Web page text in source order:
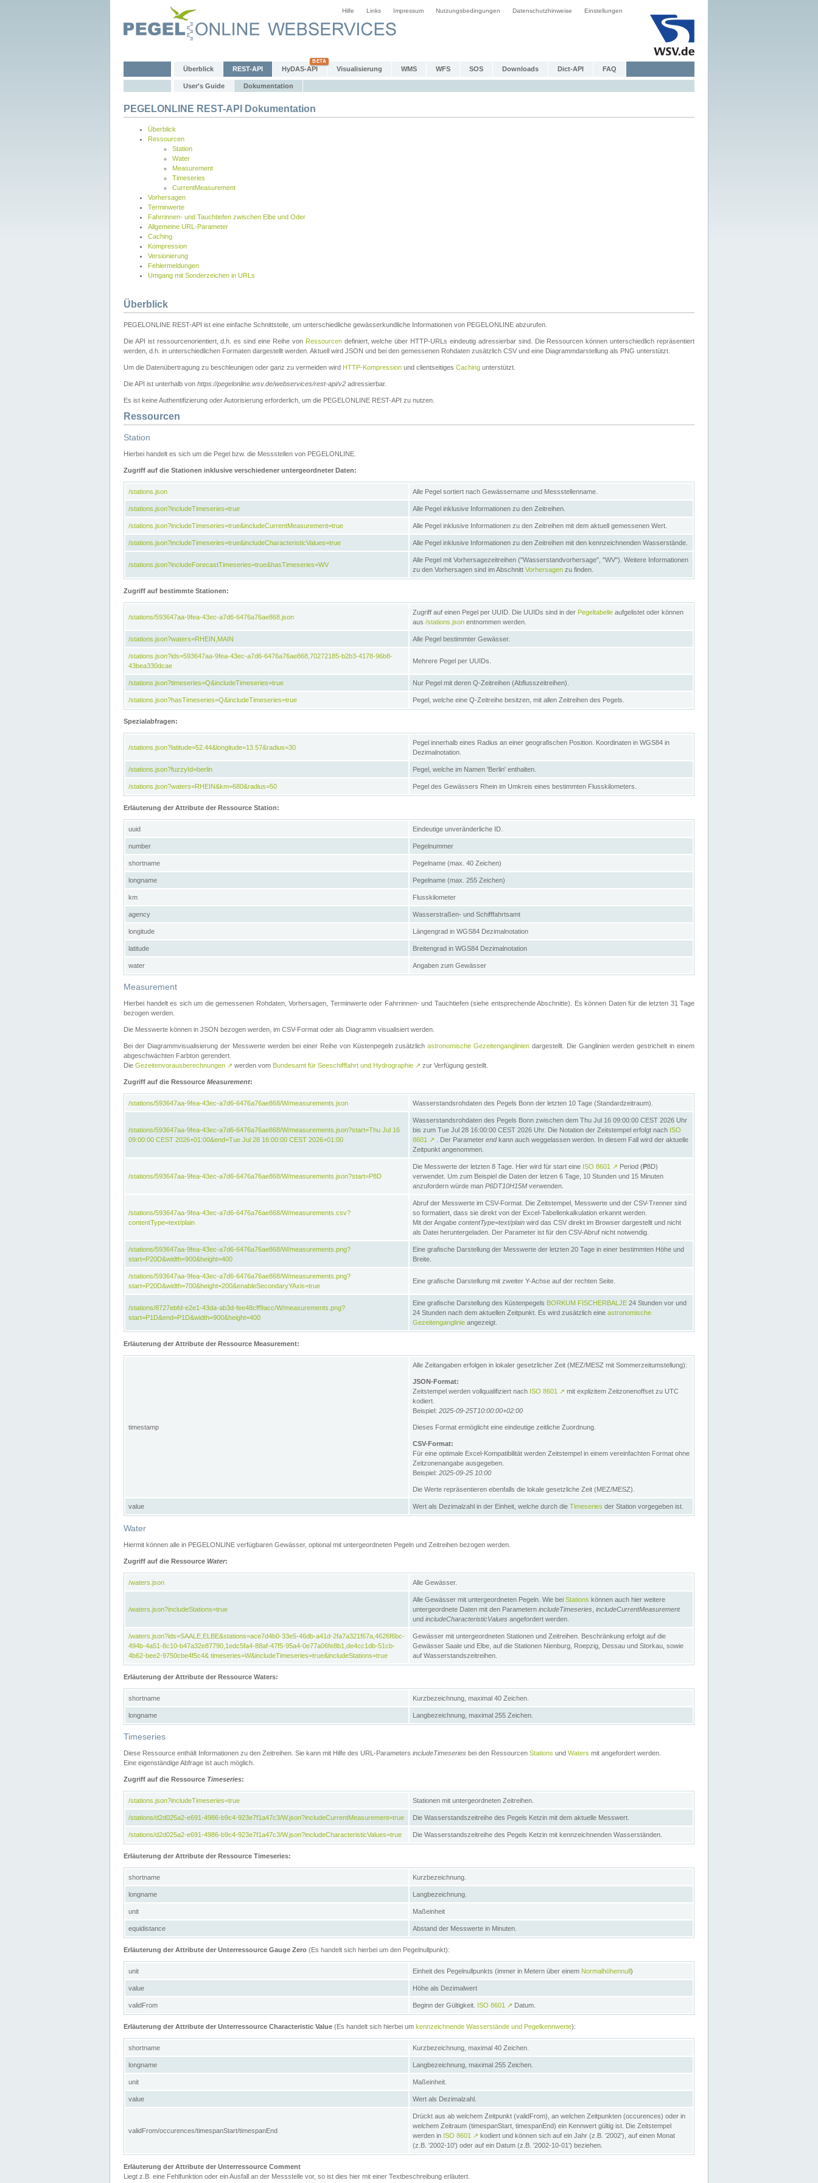
Hilfe Links Impressum Nutzungsbedingungen Datenschutzhinweise Einstellungen
Überblick REST-API HyDAS-API Visualisierung WMS WFS SOS Downloads Dict-API FAQ
User's Guide Dokumentation
PEGELONLINE REST-API Dokumentation
Überblick
Ressourcen
Station
Water
Measurement
Timeseries
CurrentMeasurement
Vorhersagen
Terminwerte
Fahrrinnen- und Tauchtiefen zwischen Elbe und Oder
Allgemeine URL-Parameter
Caching
Kompression
Versionierung
Fehlermeldungen
Umgang mit Sonderzeichen in URLs
Überblick
PEGELONLINE REST-API ist eine einfache Schnittstelle, um unterschiedliche gewässerkundliche Informationen von PEGELONLINE abzurufen.
Die API ist ressourcenorientiert, d.h. es sind eine Reihe von Ressourcendefiniert, welche über HTTP-URLs eindeutig adressierbar sind. Die Ressourcen können unterschiedlich repräsentiert
werden, d.h. in unterschiedlichen Formaten dargestellt werden. Aktuell wird JSON und bei den gemessenen Rohdaten zusätzlich CSV und eine Diagrammdarstellung als PNG unterstützt.
Um die Datenübertragung zu beschleunigen oder ganz zu vermeiden wird HTTP-Kompression und clientseitiges Caching unterstützt.
Die API ist unterhalb von https://pegelonline.wsv.de/webservices/rest-api/v2 adressierbar.
Es ist keine Authentifizierung oder Autorisierung erforderlich, um die PEGELONLINE REST-API zu nutzen.
Ressourcen
Station
Hierbei handelt es sich um die Pegel bzw. die Messstellen von PEGELONLINE.
Zugriff auf die Stationen inklusive verschiedener untergeordneter Daten:
/stations.json Alle Pegel sortiert nach Gewässername und Messstellenname.
/stations.json?includeTimeseries=true Alle Pegel inklusive Informationen zu den Zeitreihen.
/stations.json?includeTimeseries=true&includeCurrentMeasurement=true Alle Pegel inklusive Informationen zu den Zeitreihen mit dem aktuell gemessenen Wert.
/stations.json?includeTimeseries=true&includeCharacteristicValues=true Alle Pegel inklusive Informationen zu den Zeitreihen mit den kennzeichnenden Wasserstände.
/stations.json?includeForecastTimeseries=true&hasTimeseries=WV
Alle Pegel mit Vorhersagezeitreihen ("Wasserstandvorhersage", "WV"). Weitere Informationen
zu den Vorhersagen sind im Abschnitt Vorhersagen zu finden.
Zugriff auf bestimmte Stationen:
/stations/593647aa-9fea-43ec-a7d6-6476a76ae868.json
Zugriff auf einen Pegel per UUID. Die UUIDs sind in der Pegeltabelle aufgelistet oder können
aus /stations.json entnommen werden.
/stations.json?waters=RHEIN,MAIN Alle Pegel bestimmter Gewässer.
/stations.json?ids=593647aa-9fea-43ec-a7d6-6476a76ae868,70272185-b2b3-4178-96b8-
43bea330dcae
Mehrere Pegel per UUIDs.
/stations.json?timeseries=Q&includeTimeseries=true Nur Pegel mit deren Q-Zeitreihen (Abflusszeitreihen).
/stations.json?hasTimeseries=Q&includeTimeseries=true Pegel, welche eine Q-Zeitreihe besitzen, mit allen Zeitreihen des Pegels.
Spezialabfragen:
/stations.json?latitude=52.44&longitude=13.57&radius=30
Pegel innerhalb eines Radius an einer geografischen Position. Koordinaten in WGS84 in
Dezimalnotation.
/stations.json?fuzzyId=berlin Pegel, welche im Namen 'Berlin' enthalten.
/stations.json?waters=RHEIN&km=680&radius=50 Pegel des Gewässers Rhein im Umkreis eines bestimmten Flusskilometers.
Erläuterung der Attribute der Ressource Station:
uuid Eindeutige unveränderliche ID.
number Pegelnummer
shortname Pegelname (max. 40 Zeichen)
longname Pegelname (max. 255 Zeichen)
km Flusskilometer
agency Wasserstraßen- und Schifffahrtsamt
longitude Längengrad in WGS84 Dezimalnotation
latitude Breitengrad in WGS84 Dezimalnotation
water Angaben zum Gewässer
Measurement
Hierbei handelt es sich um die gemessenen Rohdaten, Vorhersagen, Terminwerte oder Fahrrinnen- und Tauchtiefen (siehe entsprechende Abschnitte). Es können Daten für die letzten 31 Tage
bezogen werden.
Die Messwerte können in JSON bezogen werden, im CSV-Format oder als Diagramm visualisiert werden.
Bei der Diagrammvisualisierung der Messwerte werden bei einer Reihe von Küstenpegeln zusätzlichastronomische Gezeitenganglinien dargestellt. Die Ganglinien werden gestrichelt in einem
abgeschwächten Farbton gerendert.
Die Gezeitenvorausberechnungen ↗ werden vom Bundesamt für Seeschifffahrt und Hydrographie ↗ zur Verfügung gestellt.
Zugriff auf die Ressource Measurement:
/stations/593647aa-9fea-43ec-a7d6-6476a76ae868/W/measurements.json Wasserstandsrohdaten des Pegels Bonn der letzten 10 Tage (Standardzeitraum).
/stations/593647aa-9fea-43ec-a7d6-6476a76ae868/W/measurements.json?start=Thu Jul 16
09:00:00 CEST 2026+01:00&end=Tue Jul 28 16:00:00 CEST 2026+01:00
Wasserstandsrohdaten des Pegels Bonn zwischen dem Thu Jul 16 09:00:00 CEST 2026 Uhr
bis zum Tue Jul 28 16:00:00 CEST 2026 Uhr. Die Notation der Zeitstempel erfolgt nach ISO
8601
↗ . Der Parameter endkann auch weggelassen werden. In diesem Fall wird der aktuelle
Zeitpunkt angenommen.
/stations/593647aa-9fea-43ec-a7d6-6476a76ae868/W/measurements.json?start=P8D
Die Messwerte der letzten 8 Tage. Hier wird für start eine ISO 8601 ↗ Period (P8D)
verwendet. Um zum Beispiel die Daten der letzen 6 Tage, 10 Stunden und 15 Minuten
anzufordern würde man P6DT10H15M verwenden.
/stations/593647aa-9fea-43ec-a7d6-6476a76ae868/W/measurements.csv?
contentType=text/plain
Abruf der Messwerte im CSV-Format. Die Zeitstempel, Messwerte und der CSV-Trenner sind
so formatiert, dass sie direkt von der Excel-Tabellenkalkulation erkannt werden.
Mit der Angabe contentType=text/plain wird das CSV direkt im Browser dargestellt und nicht
als Datei heruntergeladen. Der Parameter ist für den CSV-Abruf nicht notwendig.
/stations/593647aa-9fea-43ec-a7d6-6476a76ae868/W/measurements.png?
start=P20D&width=900&height=400
Eine grafische Darstellung der Messwerte der letzten 20 Tage in einer bestimmten Höhe und
Breite.
/stations/593647aa-9fea-43ec-a7d6-6476a76ae868/W/measurements.png?
start=P20D&width=700&height=200&enableSecondaryYAxis=true
Eine grafische Darstellung mit zweiter Y-Achse auf der rechten Seite.
/stations/8727ebfd-e2e1-43da-ab3d-fee48cff9acc/W/measurements.png?
start=P1D&end=P1D&width=900&height=400
Eine grafische Darstellung des Küstenpegels BORKUM FISCHERBALJE 24 Stunden vor und
24 Stunden nach dem aktuellen Zeitpunkt. Es wird zusätzlich eine astronomische
Gezeitenganglinie angezeigt.
Erläuterung der Attribute der Ressource Measurement:
timestamp
Alle Zeitangaben erfolgen in lokaler gesetzlicher Zeit (MEZ/MESZ mit Sommerzeitumstellung):
JSON-Format:
Zeitstempel werden vollqualifiziert nach ISO 8601 ↗ mit explizitem Zeitzonenoffset zu UTC
kodiert.
Beispiel: 2025-09-25T10:00:00+02:00
Dieses Format ermöglicht eine eindeutige zeitliche Zuordnung.
CSV-Format:
Für eine optimale Excel-Kompatibilität werden Zeitstempel in einem vereinfachten Format ohne
Zeitzonenangabe ausgegeben.
Beispiel: 2025-09-25 10:00
Die Werte repräsentieren ebenfalls die lokale gesetzliche Zeit (MEZ/MESZ).
value Wert als Dezimalzahl in der Einheit, welche durch die Timeseries der Station vorgegeben ist.
Water
Hiermit können alle in PEGELONLINE verfügbaren Gewässer, optional mit untergeordneten Pegeln und Zeitreihen bezogen werden.
Zugriff auf die Ressource Water:
/waters.json Alle Gewässer.
/waters.json?includeStations=true
Alle Gewässer mit untergeordneten Pegeln. Wie bei Stations können auch hier weitere
untergeordnete Daten mit den Parametern includeTimeseries includeCurrentMeasurement
und includeCharacteristicValues angefordert werden.
/waters.json?ids=SAALE,ELBE&stations=ace7d4b0-33e5-46db-a41d-2fa7a321f67a,4626f6bc-
494b-4a51-8c10-b47a32e87790,1edc5fa4-88af-47f5-95a4-0e77a06fe8b1,de4cc1db-51cb-
4b62-bee2-9750cbe4f5c4& timeseries=W&includeTimeseries=true&includeStations=true
Gewässer mit untergeordneten Stationen und Zeitreihen. Beschränkung erfolgt auf die
Gewässer Saale und Elbe, auf die Stationen Nienburg, Roepzig, Dessau und Storkau, sowie
auf Wasserstandszeitreihen.
Erläuterung der Attribute der Ressource Waters:
shortname Kurzbezeichnung, maximal 40 Zeichen.
longname Langbezeichnung, maximal 255 Zeichen.
Timeseries
Diese Ressource enthält Informationen zu den Zeitreihen. Sie kann mit Hilfe des URL-Parameters includeTimeseries bei den Ressourcen Stations und Waters mit angefordert werden.
Eine eigenständige Abfrage ist auch möglich.
Zugriff auf die Ressource Timeseries:
/stations.json?includeTimeseries=true Stationen mit untergeordneten Zeitreihen.
/stations/d2d025a2-e691-4986-b9c4-923e7f1a47c3/W.json?includeCurrentMeasurement=true Die Wasserstandszeitreihe des Pegels Ketzin mit dem aktuelle Messwert.
/stations/d2d025a2-e691-4986-b9c4-923e7f1a47c3/W.json?includeCharacteristicValues=true Die Wasserstandszeitreihe des Pegels Ketzin mit kennzeichnenden Wasserständen.
Erläuterung der Attribute der Ressource Timeseries:
shortname Kurzbezeichnung.
longname Langbezeichnung.
unit Maßeinheit
equidistance Abstand der Messwerte in Minuten.
Erläuterung der Attribute der Unterressource Gauge Zero (Es handelt sich hierbei um den Pegelnullpunkt):
unit Einheit des Pegelnullpunkts (immer in Metern über einem Normalhöhennull )
value Höhe als Dezimalwert
validFrom Beginn der Gültigkeit. ISO 8601 ↗ Datum.
Erläuterung der Attribute der Unterressource Characteristic Value (Es handelt sich hierbei um kennzeichnende Wasserstände und Pegelkennwerte):
shortname Kurzbezeichnung, maximal 40 Zeichen.
longname Langbezeichnung, maximal 255 Zeichen.
unit Maßeinheit.
value Wert als Dezimalzahl.
validFrom/occurences/timespanStart/timespanEnd
Drückt aus ab welchem Zeitpunkt (validFrom), an welchen Zeitpunkten (occurences) oder in
welchem Zeitraum (timespanStart, timespanEnd) ein Kennwert gültig ist. Die Zeitstempel
werden in ISO 8601 ↗ kodiert und können sich auf ein Jahr (z.B. '2002'), auf einen Monat
(z.B. '2002-10') oder auf ein Datum (z.B. '2002-10-01') beziehen.
Erläuterung der Attribute der Unterressource Comment
Liegt z.B. eine Fehlfunktion oder ein Ausfall an der Messstelle vor, so ist dies hier mit einer Textbeschreibung erläutert.